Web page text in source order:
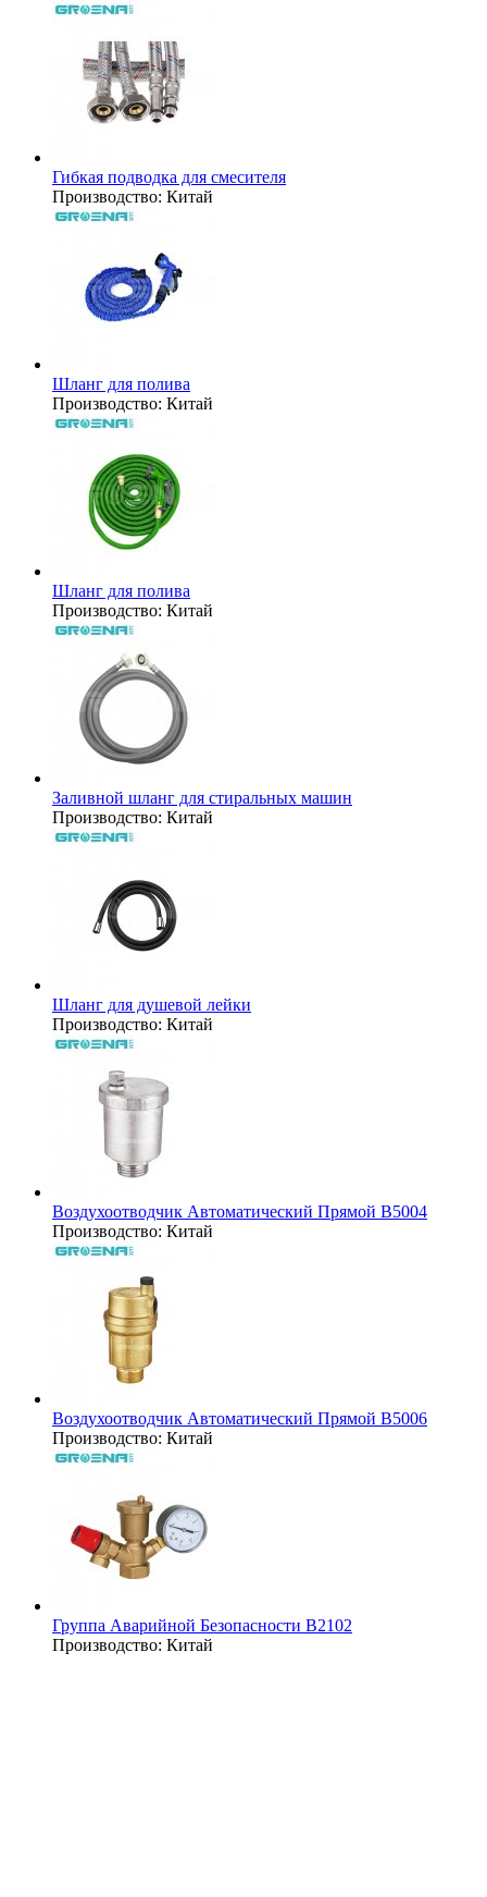
Гибкая подводка для смесителя
Производство: Китай
Шланг для полива
Производство: Китай
Шланг для полива
Производство: Китай
Заливной шланг для стиральных машин
Производство: Китай
Шланг для душевой лейки
Производство: Китай
Воздухоотводчик Автоматический Прямой B5004
Производство: Китай
Воздухоотводчик Автоматический Прямой B5006
Производство: Китай
Группа Аварийной Безопасности B2102
Производство: Китай